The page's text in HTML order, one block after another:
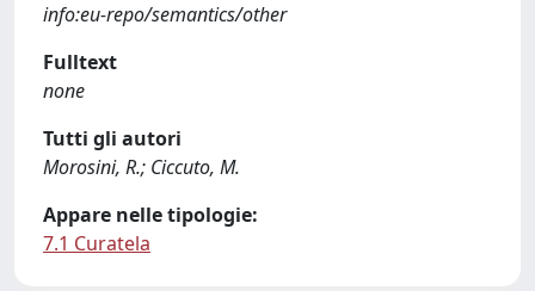
info:eu-repo/semantics/other
Fulltext
none
Tutti gli autori
Morosini, R.; Ciccuto, M.
Appare nelle tipologie:
7.1 Curatela